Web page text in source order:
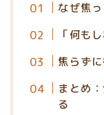
なぜ焦
「何も
焦らず
まとめ
る